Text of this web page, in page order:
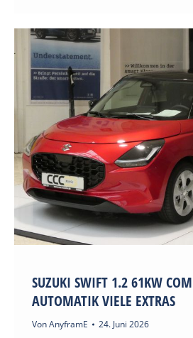
SUZUKI SWIFT 1.2 61KW
AUTOMATIK VIELE EXTRAS
VonAnyframE 24. Juni 2026